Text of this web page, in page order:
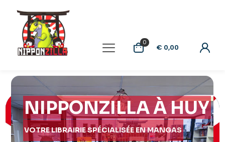
0
€ 0,00
NIPPONZILLA À HUY
VOTRE LIBRAIRIE SPÉCIALISÉE EN MANGAS